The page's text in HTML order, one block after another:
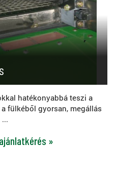
hatékonyabbá teszi a
fülkéből gyorsan, megállás
»